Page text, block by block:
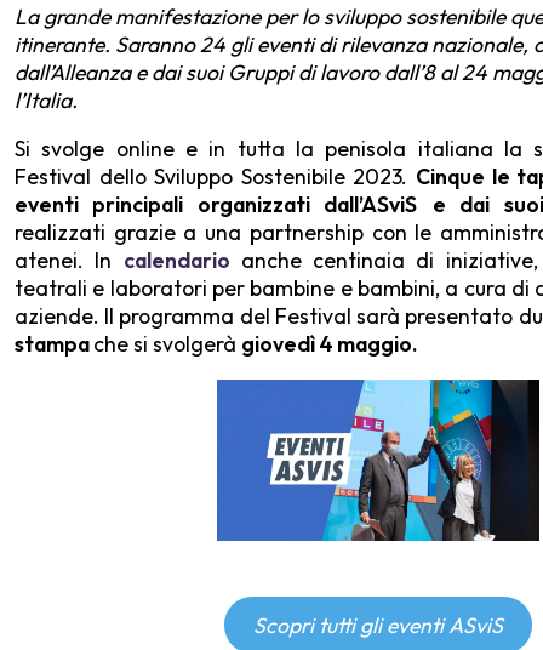
La grande manifestazione per lo sviluppo sostenibile
itinerante. Saranno 24 gli eventi di rilevanza nazionale,
dall’Alleanza e dai suoi Gruppi di lavoro dall’8 al 24
l’Italia.
Si svolge online e in tutta la penisola italiana la
Festival dello Sviluppo Sostenibile 2023. Cinque le
eventi principali organizzati dall’ASviS
e dai
realizzati grazie a una partnership con le
atenei. In calendario anche centinaia di
teatrali e laboratori per bambine e bambini, a cura di
aziende. Il programma del Festival sarà presentato
stampache si svolgerà giovedì 4 maggio.
Scopri tutti gli eventi ASviS